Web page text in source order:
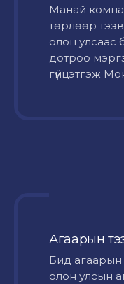
Mанай
төрлөөр
олон улсаас
дотроо
гүйцэтгэж
Агаарын
Бид агаарын
олон улсын